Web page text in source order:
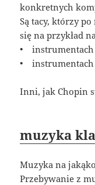
konkretnych
Są tacy, którzy
się na przykład
• instrumentach
• instrumentach
Inni, jak Chopin
muzyka
Muzyka na
Przebywanie z